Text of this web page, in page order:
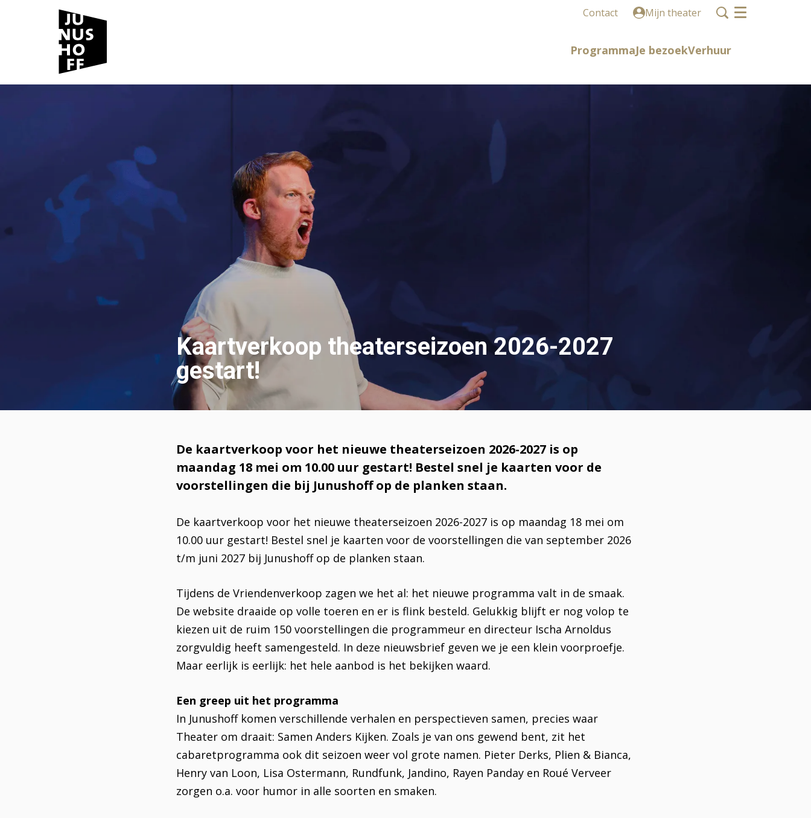
Contact Mijn theater
ProgrammaJe bezoekVerhuur
Menu
Kaartverkoop theaterseizoen 2026-2027
gestart!
De kaartverkoop voor het nieuwe theaterseizoen 2026-2027 is op
maandag 18 mei om 10.00 uur gestart! Bestel snel je kaarten voor de
voorstellingen die bij Junushoff op de planken staan.
De kaartverkoop voor het nieuwe theaterseizoen 2026-2027 is op maandag 18 mei om
10.00 uur gestart! Bestel snel je kaarten voor de voorstellingen die van september 2026
t/m juni 2027 bij Junushoff op de planken staan.
Tijdens de Vriendenverkoop zagen we het al: het nieuwe programma valt in de smaak.
De website draaide op volle toeren en er is flink besteld. Gelukkig blijft er nog volop te
kiezen uit de ruim 150 voorstellingen die programmeur en directeur Ischa Arnoldus
zorgvuldig heeft samengesteld. In deze nieuwsbrief geven we je een klein voorproefje.
Maar eerlijk is eerlijk: het hele aanbod is het bekijken waard.
Een greep uit het programma
In Junushoff komen verschillende verhalen en perspectieven samen, precies waar
Theater om draait: Samen Anders Kijken. Zoals je van ons gewend bent, zit het
cabaretprogramma ook dit seizoen weer vol grote namen. Pieter Derks, Plien & Bianca,
Henry van Loon, Lisa Ostermann, Rundfunk, Jandino, Rayen Panday en Roué Verveer
zorgen o.a. voor humor in alle soorten en smaken.
Inzoomen